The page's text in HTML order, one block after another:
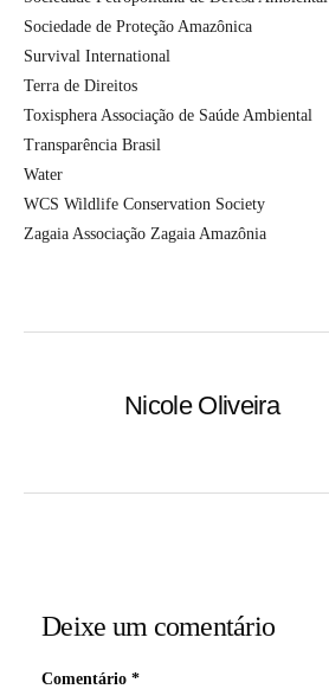
Sociedade de Proteção Amazônica
Survival International
Terra de Direitos
Toxisphera Associação de Saúde Ambiental
Transparência Brasil
Water
WCS Wildlife Conservation Society
Zagaia Associação Zagaia Amazônia
Nicole Oliveira
Deixe um comentário
Comentário *